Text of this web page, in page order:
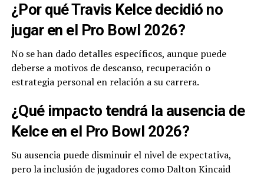
¿Por qué Travis Kelce decidió no
jugar en el Pro Bowl 2026?
No se han dado detalles específicos, aunque puede
deberse a motivos de descanso, recuperación o
estrategia personal en relación a su carrera.
¿Qué impacto tendrá la ausencia de
Kelce en el Pro Bowl 2026?
Su ausencia puede disminuir el nivel de expectativa,
pero la inclusión de jugadores como Dalton Kincaid